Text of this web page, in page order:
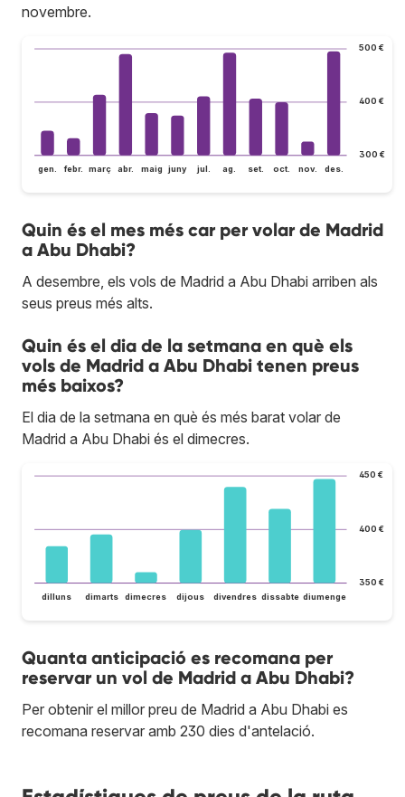
novembre.
300 €
400 €
500 €
gen. febr. març abr. maig juny jul. ag. set. oct. nov. des.
Quin és el mes més car per volar de Madrid
a Abu Dhabi?
A desembre, els vols de Madrid a Abu Dhabi arriben als
seus preus més alts.
Quin és el dia de la setmana en què els
vols de Madrid a Abu Dhabi tenen preus
més baixos?
El dia de la setmana en què és més barat volar de
Madrid a Abu Dhabi és el dimecres.
350 €
400 €
450 €
dilluns dimarts dimecres dijous divendres dissabte diumenge
Quanta anticipació es recomana per
reservar un vol de Madrid a Abu Dhabi?
Per obtenir el millor preu de Madrid a Abu Dhabi es
recomana reservar amb 230 dies d'antelació.